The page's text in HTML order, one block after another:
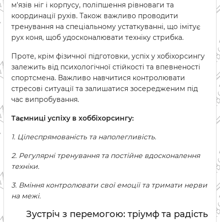
м'язів ніг і корпусу, поліпшення рівноваги та
координації рухів. Також важливо проводити
тренування на спеціальному устаткуванні, що імітує
рух коня, щоб удосконалювати техніку стрибка.
Проте, крім фізичної підготовки, успіх у хобіхорсингу
залежить від психологічної стійкості та впевненості
спортсмена. Важливо навчитися контролювати
стресові ситуації та залишатися зосередженим під
час випробування.
Таємниці успіху в хоббіхорсингу:
1. Цілеспрямованість та наполегливість.
2. Регулярні тренування та постійне вдосконалення
техніки.
3. Вміння контролювати свої емоції та тримати нерви
на межі.
Зустріч з перемогою: тріумф та радість